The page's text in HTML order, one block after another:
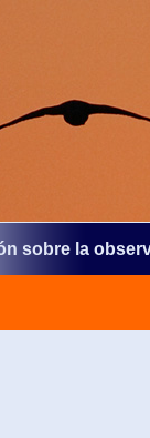
sobre la